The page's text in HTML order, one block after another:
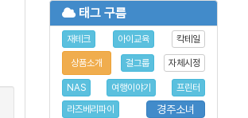
태그 구름
재테크 아이교육 칵테일
상품소개 걸그룹 자체시정
NAS 여행이야기
프린터
라즈베리파이
경주소녀